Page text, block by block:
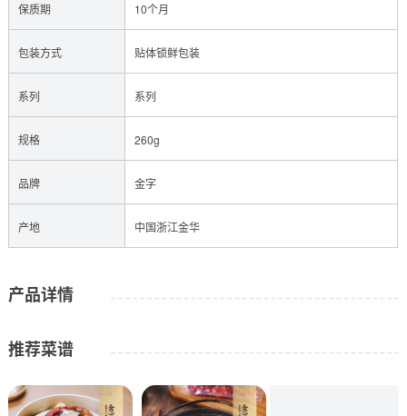
保质期 10个月
包装方式 贴体锁鲜包装
系列 系列
规格 260g
品牌 金字
产地 中国浙江金华
产品详情
推荐菜谱